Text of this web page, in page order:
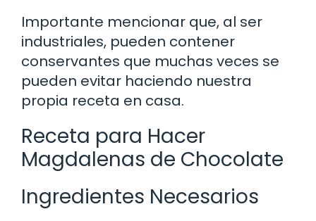
Importante mencionar que, al ser
industriales, pueden contener
conservantes que muchas veces se
pueden evitar haciendo nuestra
propia receta en casa.
Receta para Hacer
Magdalenas de Chocolate
Ingredientes Necesarios